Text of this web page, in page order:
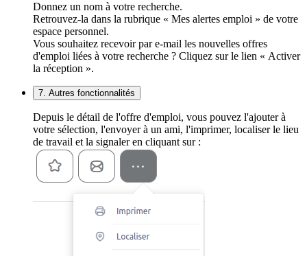
Donnez un nom à votre recherche.
Retrouvez-la dans la rubrique « Mes alertes emploi » de votre
espace personnel.
Vous souhaitez recevoir par e-mail les nouvelles offres
d'emploi liées à votre recherche ? Cliquez sur le lien « Activer
la réception ».
7. Autres fonctionnalités
Depuis le détail de l'offre d'emploi, vous pouvez l'ajouter à
votre sélection, l'envoyer à un ami, l'imprimer, localiser le lieu
de travail et la signaler en cliquant sur :